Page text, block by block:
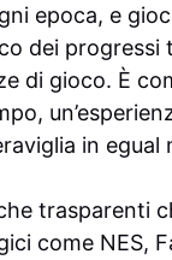
epoca, e
dei progressi
di gioco. È
in egual
trasparenti
come NES,